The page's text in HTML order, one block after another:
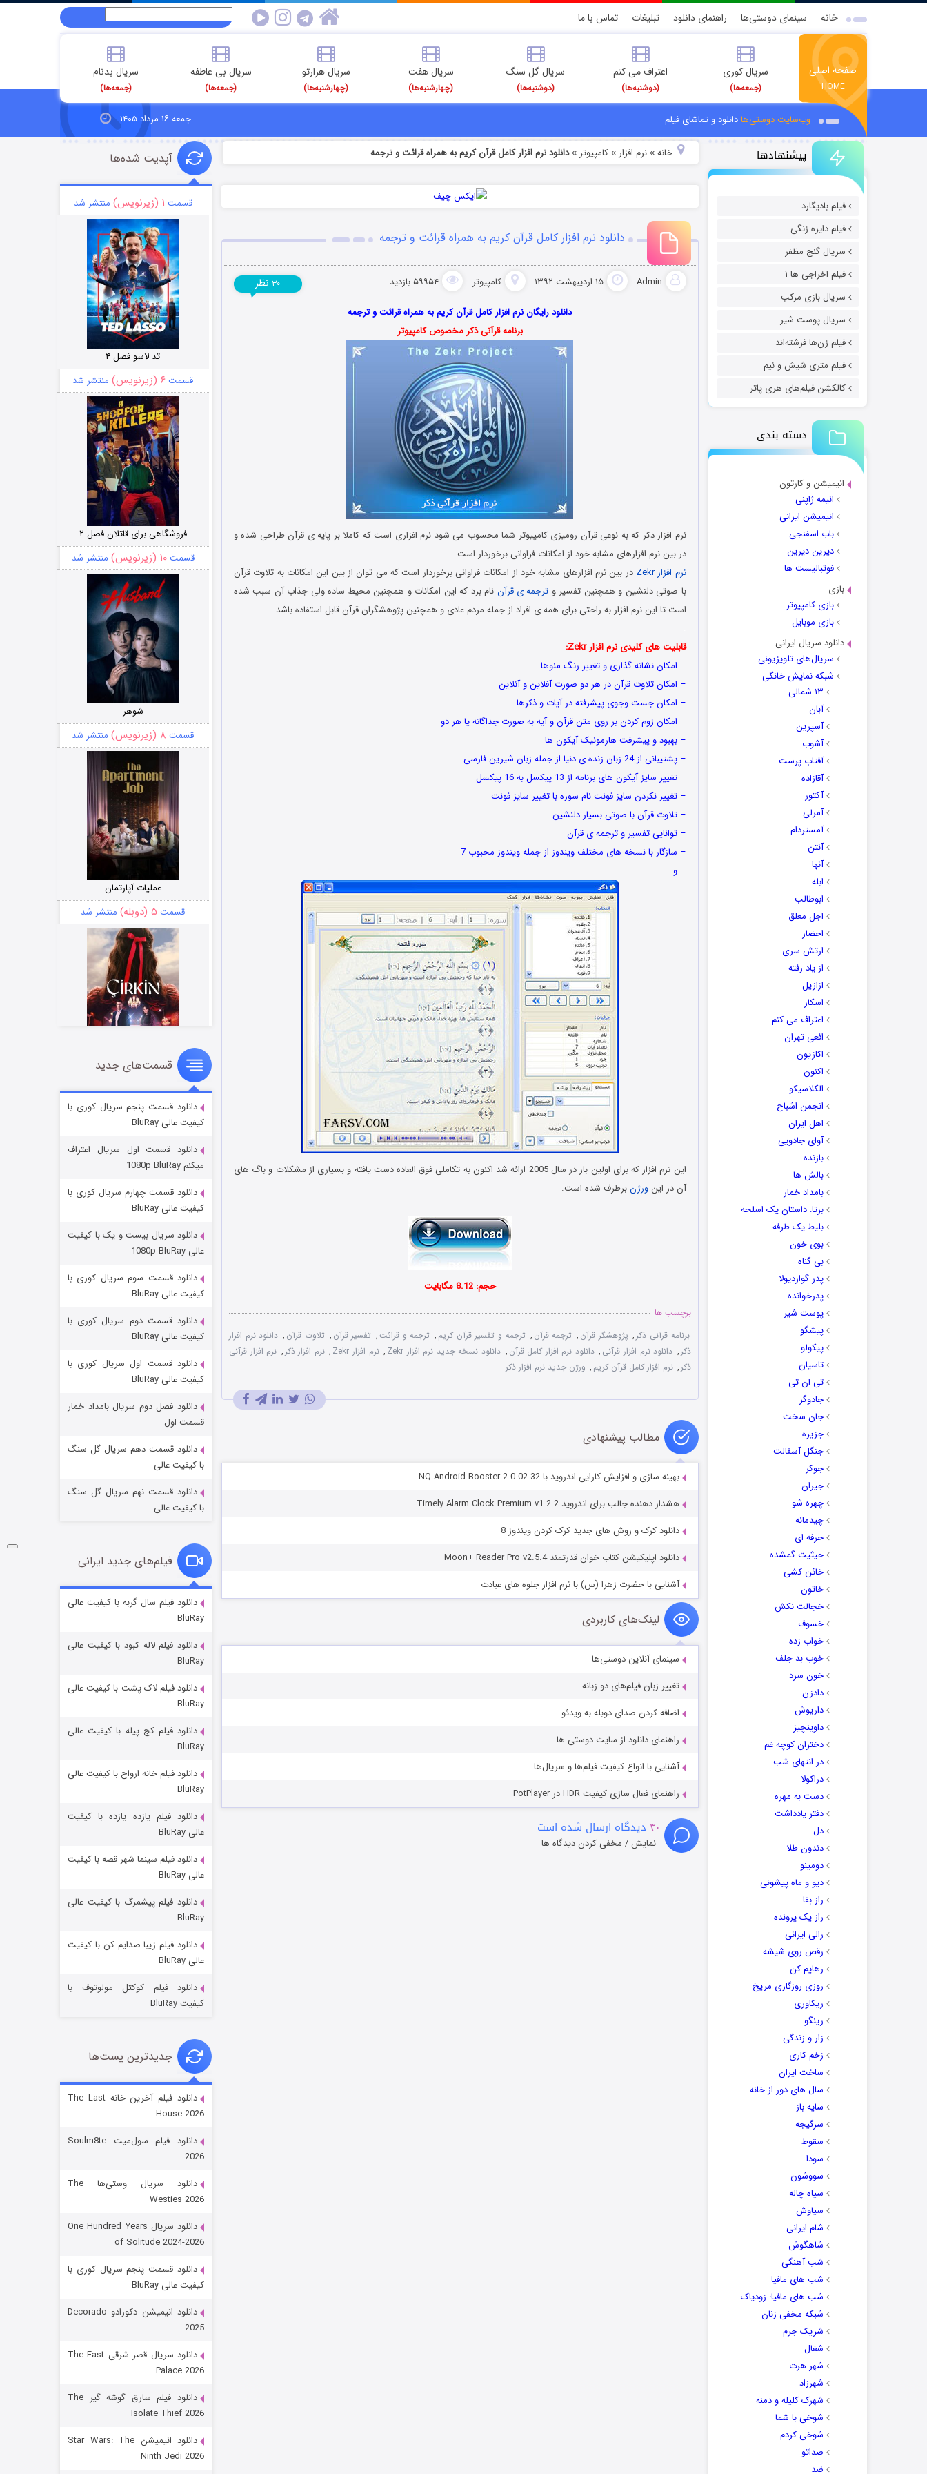
خانه سینمای دوستی‌ها راهنمای دانلود تبلیغات تماس با ما
صفحه اصلی
HOME
سریال کوری
(جمعه‌ها)
اعتراف می کنم
(دوشنبه‌ها)
سریال گل سنگ
(دوشنبه‌ها)
سریال هفت
(چهارشنبه‌ها)
سریال هزارتو
(چهارشنبه‌ها)
سریال بی عاطفه
(جمعه‌ها)
سریال بدنام
(جمعه‌ها)
وب‌سایت دوستی‌هادانلود و تماشای فیلم جمعه ۱۶ مرداد ۱۴۰۵
پیشنهادها
فیلم بادیگارد
فیلم دایره زنگی
سریال گنج مظفر
فیلم اخراجی ها ۱
سریال بازی مرکب
سریال پوست شیر
فیلم زن‌ها فرشته‌اند
فیلم متری شیش و نیم
کالکشن فیلم‌های هری پاتر
دسته بندی
انیمیشن و کارتون
انیمه ژاپنی
انیمیشن ایرانی
باب اسفنجی
دیرین دیرین
فوتبالیست ها
بازی
بازی کامپیوتر
بازی موبایل
دانلود سریال ایرانی
سریال‌های تلویزیونی
شبکه نمایش خانگی
۱۳ شمالی
آبان
آسپرین
آشوب
آفتاب پرست
آقازاده
آکتور
آمرلی
آمستردام
آنتن
آنها
ابله
ابوطالب
اجل معلق
احضار
ارتش سری
از یاد رفته
ازازیل
اسکار
اعتراف می کنم
افعی تهران
اکازیون
اکنون
الکلاسیکو
انجمن اشباح
اهل ایران
آوای جادویی
بازنده
بالش ها
بامداد خمار
برتا: داستان یک اسلحه
بلیط یک‌‌ طرفه
بوی خون
بی گناه
پدر گواردیولا
پدرخوانده
پوست شیر
پیشگو
پیکولو
تاسیان
تی ان تی
جادوگر
جان سخت
جزیره
جنگل آسفالت
جوکر
جیران
چهره شو
چیدمانه
حرفه ای
حیثیت گمشده
خائن کشی
خاتون
خجالت نکش
خسوف
خواب زده
خوب بد جلف
خون سرد
دادزن
داریوش
داوینچیز
دختران کوچه غم
در انتهای شب
دراکولا
دست به مهره
دفتر یادداشت
دل
دندون طلا
دومینو
دیو و ماه پیشونی
راز بقا
راز یک پرونده
رالی ایرانی
رقص روی شیشه
رهایم کن
روزی روزگاری مریخ
ریکاوری
رینگو
زار و زندگی
زخم کاری
ساخت ایران
سال های دور از خانه
سایه باز
سرگیجه
سقوط
سودا
سووشون
سیاه چاله
سیاوش
شام ایرانی
شاهگوش
شب آهنگی
شب های مافیا
شب های مافیا: زودیاک
شبکه مخفی زنان
شریک جرم
شغال
شهر هرت
شهرزاد
شهرک کلیله و دمنه
شوخی با شما
شوخی کردم
صداتو
ضد
خانه» نرم افزار » کامپیوتر »دانلود نرم افزار کامل قرآن کریم به همراه قرائت و ترجمه
دانلود نرم افزار کامل قرآن کریم به همراه قرائت و ترجمه
Admin ۱۵ اردیبهشت ۱۳۹۲ کامپیوتر ۵۹۹۵۴ بازدید ۳۰ نظر
دانلود رایگان نرم افزار کامل قرآن کریم به همراه قرائت و ترجمه
برنامه قرآنی ذکر مخصوص کامپیوتر
نرم افزار ذکر که به نوعی قرآن رومیزی کامپیوتر شما محسوب می شود نرم افزاری است که کاملا بر پایه ی قرآن طراحی شده و
در بین نرم افزارهای مشابه خود از امکانات فراوانی برخوردار است.
نرم افزار Zekr
در بین نرم افزارهای مشابه خود از امکانات فراوانی برخوردار است که می توان از بین این امکانات به تلاوت قرآن
با صوتی دلنشین و همچنین تفسیر و ترجمه ی قرآن نام برد که این امکانات و همچنین محیط ساده ولی جذاب آن سبب شده
است تا این نرم افزار به راحتی برای همه ی افراد از جمله مردم عادی و همچنین پژوهشگران قرآن قابل استفاده باشد.
قابلیت های کلیدی نرم افزار Zekr:
– امکان نشانه گذاری و تغییر رنگ منوها
– امکان تلاوت قرآن در هر دو صورت آفلاین و آنلاین
– امکان جست وجوی پیشرفته در آیات و ذکرها
– امکان زوم کردن بر روی متن قرآن و آیه به صورت جداگانه یا هر دو
– بهبود و پیشرفت هارمونیک آیکون ها
– پشتیبانی از 24 زبان زنده ی دنیا از جمله زبان شیرین فارسی
– تغییر سایز آیکون های برنامه از 13 پیکسل به 16 پیکسل
– تغییر نکردن سایز فونت نام سوره با تغییر سایز فونت
– تلاوت قرآن با صوتی بسیار دلنشین
– توانایی تفسیر و ترجمه ی قرآن
– سازگار با نسخه های مختلف ویندوز از جمله ویندوز محبوب 7
– و …
این نرم افزار که برای اولین بار در سال 2005 ارائه شد اکنون به تکاملی فوق العاده دست یافته و بسیاری از مشکلات و باگ های
آن در اینورژنبرطرف شده است.
…
حجم: 8.12 مگابایت
برچسب ها
برنامه قرآنی ذکر , پژوهشگر قرآن , ترجمه قرآن , ترجمه و تفسیر قرآن کریم , ترجمه و قرائت, تفسیر قرآن , تلاوت قرآن , دانلود نرم افزار
ذکر , دانلود نرم افزار قرآنی , دانلود نرم افزار کامل قرآن , دانلود نسخه جدید نرم افزار Zekr , نرم افزار Zekr , نرم افزار ذکر , نرم افزار قرآنی
ذکر , نرم افزار کامل قرآن کریم , ورژن جدید نرم افزار ذکر
مطالب پیشنهادی
بهینه سازی و افزایش کارایی اندروید با NQ Android Booster 2.0.02.32
هشدار دهنده جالب برای اندروید Timely Alarm Clock Premium v1.2.2
دانلود کرک و روش های جدید کرک کردن ویندوز 8
دانلود اپلیکیشن کتاب خوان قدرتمند Moon+ Reader Pro v2.5.4
آشنایی با حضرت زهرا (س) با نرم افزار جلوه های عبادت
لینک‌های کاربردی
سینمای آنلاین دوستی‌ها
تغییر زبان فیلم‌های دو زبانه
اضافه کردن صدای دوبله به ویدئو
راهنمای دانلود از سایت دوستی ها
آشنایی با انواع کیفیت فیلم‌ها و سریال‌ها
راهنمای فعال سازی کیفیت HDR در PotPlayer
۳۰ دیدگاه ارسال شده است
نمایش / مخفی کردن دیدگاه ها
آپدیت شده‌ها
قسمت ۱ (زیرنویس) منتشر شد
تد لاسو فصل ۴
قسمت ۶ (زیرنویس) منتشر شد
فروشگاهی برای قاتلان فصل ۲
قسمت۱۰ (زیرنویس) منتشر شد
شوهر
قسمت ۸ (زیرنویس) منتشر شد
عملیات آپارتمان
قسمت ۵ (دوبله) منتشر شد
سریال زشت
قسمت۲ (زیرنویس) منتشر شد
مردگان متحرک: شهر مرده ۳
شکست استوارت در نجات جهان
قسمت ۷ (زیرنویس) منتشر شد
شوگر فصل ۲
قسمت
خاندان اژدها فصل ۳
جادوگری در مغولستان
قسمت
رویایی برای تو
قسمت
قسمت‌های جدید
دانلود قسمت پنجم سریال کوری با
کیفیت عالی BluRay
دانلود قسمت اول سریال اعتراف
میکنم 1080p BluRay
دانلود قسمت چهارم سریال کوری با
کیفیت عالی BluRay
دانلود سریال بیست و یک با کیفیت
عالی 1080p BluRay
دانلود قسمت سوم سریال کوری با
کیفیت عالی BluRay
دانلود قسمت دوم سریال کوری با
کیفیت عالی BluRay
دانلود قسمت اول سریال کوری با
کیفیت عالی BluRay
دانلود فصل دوم سریال بامداد خمار
قسمت اول
دانلود قسمت دهم سریال گل سنگ
با کیفیت عالی
دانلود قسمت نهم سریال گل سنگ
با کیفیت عالی
فیلم‌های جدید ایرانی
دانلود فیلم سال گربه با کیفیت عالی
BluRay
دانلود فیلم لاله کبود با کیفیت عالی
BluRay
دانلود فیلم لاک پشت با کیفیت عالی
BluRay
دانلود فیلم کج‌ پیله با کیفیت عالی
BluRay
دانلود فیلم خانه ارواح با کیفیت عالی
BluRay
دانلود فیلم یازده یازده با کیفیت
عالی BluRay
دانلود فیلم سینما شهر قصه با کیفیت
عالی BluRay
دانلود فیلم پیشمرگ با کیفیت عالی
BluRay
دانلود فیلم زیبا صدایم کن با کیفیت
عالی BluRay
دانلود فیلم کوکتل مولوتوف با
کیفیت BluRay
جدیدترین پست‌ها
دانلود فیلم آخرین خانه The Last
House 2026
دانلود فیلم سول‌میت Soulm8te
2026
دانلود سریال وستی‌ها The
Westies 2026
دانلود سریال One Hundred Years
of Solitude 2024-2026
دانلود قسمت پنجم سریال کوری با
کیفیت عالی BluRay
دانلود انیمیشن دکورادو Decorado
2025
دانلود سریال قصر شرقی The East
Palace 2026
دانلود فیلم سارق گوشه گیر The
Isolate Thief 2026
دانلود انیمیشن Star Wars: The
Ninth Jedi 2026